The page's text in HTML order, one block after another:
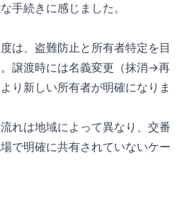
手続きに感じました。
は、盗難防止と所有者特定を目
譲渡時には名義変更（抹消→再
り新しい所有者が明確になりま
れは地域によって異なり、交番
で明確に共有されていないケー